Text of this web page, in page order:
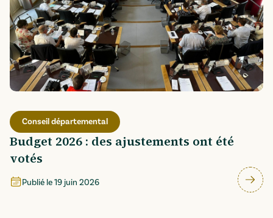
Conseil départemental
Budget 2026 : des ajustements ont été
votés
Publié le19 juin 2026